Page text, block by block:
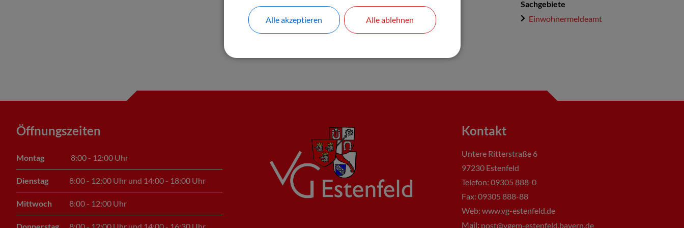
Sachgebiete
Einwohnermeldeamt
Öffnungszeiten
Montag 8:00 - 12:00 Uhr
Dienstag 8:00 - 12:00 Uhr und 14:00 - 18:00 Uhr
Mittwoch 8:00 - 12:00 Uhr
Kontakt
Untere Ritterstraße 6
97230 Estenfeld
Telefon: 09305 888-0
Fax: 09305 888-88
Web: www.vg-estenfeld.de
Mail: post@vgem-estenfeld.bayern.de
Alle akzeptieren Alle ablehnen